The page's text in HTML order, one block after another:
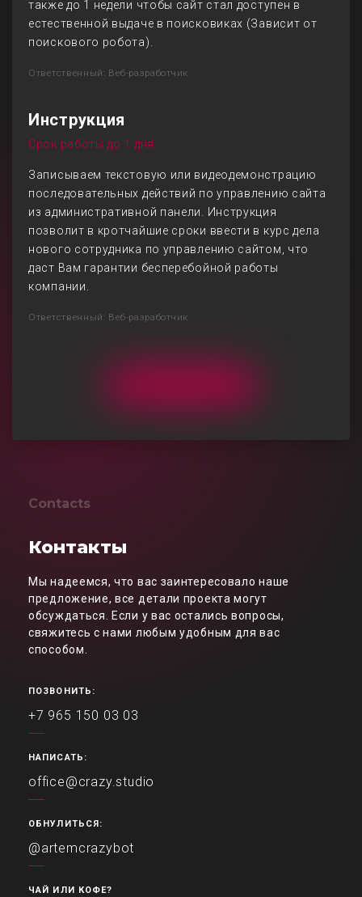
также до 1 недели чтобы сайт стал доступен в
естественной выдаче в поисковиках (Зависит от
поискового робота).
Ответственный: Веб-разработчик
Инструкция
Срок работы до 1 дня
Записываем текстовую или видеодемонстрацию
последовательных действий по управлению сайта
из административной панели. Инструкция
позволит в кротчайшие сроки ввести в курс дела
нового сотрудника по управлению сайтом, что
даст Вам гарантии бесперебойной работы
компании.
Ответственный: Веб-разработчик
Contacts
Контакты
Мы надеемся, что вас заинтересовало наше
предложение, все детали проекта могут
обсуждаться. Если у вас остались вопросы,
свяжитесь с нами любым удобным для вас
способом.
ПОЗВОНИТЬ:
+7 965 150 03 03
НАПИСАТЬ:
office@crazy.studio
ОБНУЛИТЬСЯ:
@artemcrazybot
ЧАЙ ИЛИ КОФЕ?